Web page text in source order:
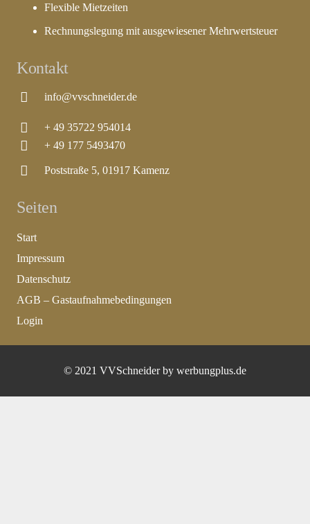
Flexible Mietzeiten
Rechnungslegung mit ausgewiesener Mehrwertsteuer
Kontakt
info@vvschneider.de
+ 49 35722 954014
+ 49 177 5493470
Poststraße 5, 01917 Kamenz
Seiten
Start
Impressum
Datenschutz
AGB – Gastaufnahmebedingungen
Login
© 2021 VVSchneider by werbungplus.de